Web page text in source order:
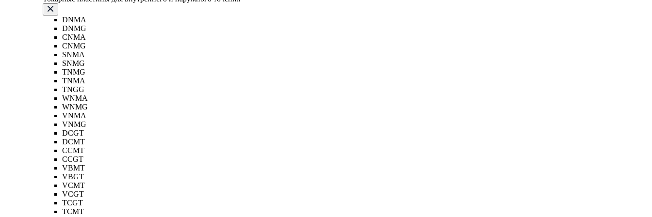
DNMA
DNMG
CNMA
CNMG
SNMA
SNMG
TNMG
TNMA
TNGG
WNMA
WNMG
VNMA
VNMG
DCGT
DCMT
CCMT
CCGT
VBMT
VBGT
VCMT
VCGT
TCGT
TCMT